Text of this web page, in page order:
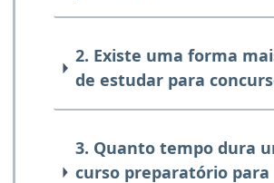
2. Existe uma forma
de estudar para
3. Quanto tempo dura
curso preparatório para